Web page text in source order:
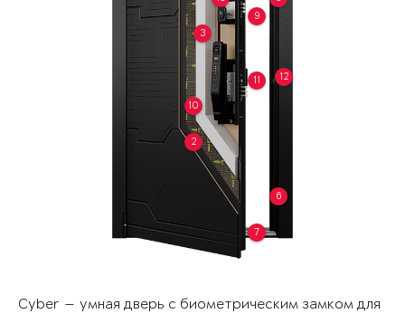
2
3
6
7
9
10
11 12
Cyber — умная дверь с биометрическим замком для